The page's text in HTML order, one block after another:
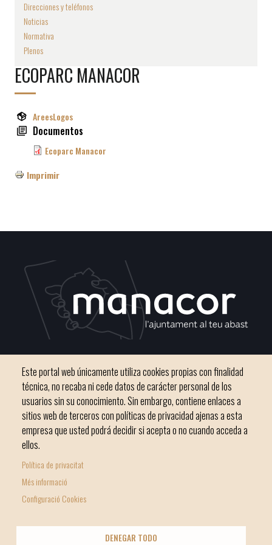
Direcciones y teléfonos
Noticias
Normativa
Plenos
ECOPARC MANACOR
AreesLogos
Documentos
Ecoparc Manacor
Imprimir
Footer
menu
-
Teléfono 971 84 91 00 - CIF: P0703300D
Este portal web únicamente utiliza cookies propias con finalidad
técnica, no recaba ni cede datos de carácter personal de los
usuarios sin su conocimiento. Sin embargo, contiene enlaces a
sitios web de terceros con políticas de privacidad ajenas a esta
empresa que usted podrá decidir si acepta o no cuando acceda a
ellos.
Política de privacitat
Més informació
Configuració Cookies
DENEGAR TODO
© Ayuntamiento de Manacor